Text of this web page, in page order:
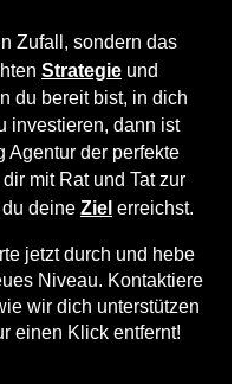
Zufall, sondern das
Strategie und
du bereit bist, in dich
investieren, dann ist
Agentur der perfekte
mit Rat und Tat zur
deine Ziel erreichst.
jetzt durch und hebe
Niveau. Kontaktiere
wir dich unterstützen
einen Klick entfernt!